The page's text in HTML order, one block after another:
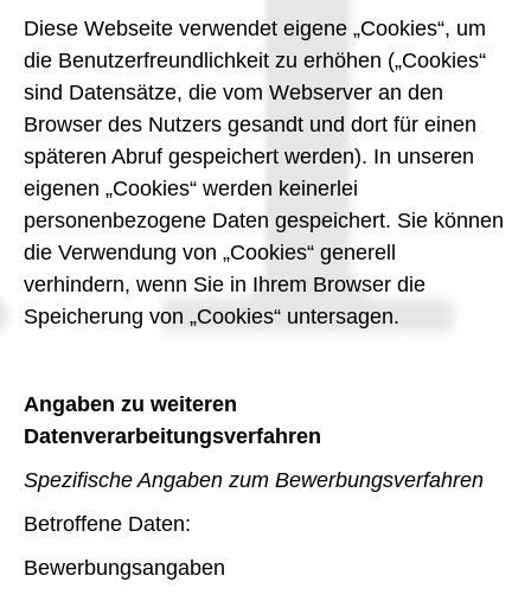
Diese Webseite verwendet eigene „Cookies“, um
die Benutzerfreundlichkeit zu erhöhen („Cookies“
sind Datensätze, die vom Webserver an den
Browser des Nutzers gesandt und dort für einen
späteren Abruf gespeichert werden). In unseren
eigenen „Cookies“ werden keinerlei
personenbezogene Daten gespeichert. Sie können
die Verwendung von „Cookies“ generell
verhindern, wenn Sie in Ihrem Browser die
Speicherung von „Cookies“ untersagen.
Angaben zu weiteren
Datenverarbeitungsverfahren
Spezifische Angaben zum Bewerbungsverfahren
Betroffene Daten:
Bewerbungsangaben